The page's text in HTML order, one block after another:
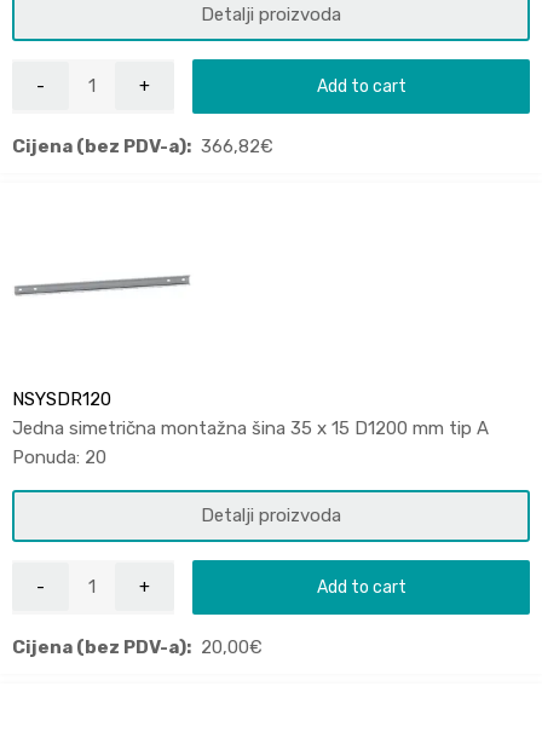
Detalji proizvoda
Add to cart
Cijena (bez PDV-a): 366,82€
NSYSDR120
Jedna simetrična montažna šina 35 x 15 D1200 mm tip A
Ponuda: 20
Detalji proizvoda
Add to cart
Cijena (bez PDV-a): 20,00€